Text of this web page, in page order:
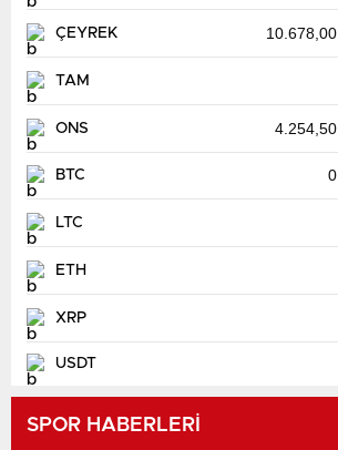
ÇEYREK 10.678,00
TAM
ONS 4.254,50
BTC 0
LTC
ETH
XRP
USDT
SPOR HABERLERİ